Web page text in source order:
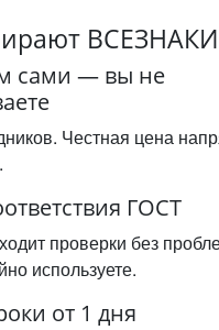
сами — вы не
Честная цена
ГОСТ
проверки без
используете.
от 1 дня